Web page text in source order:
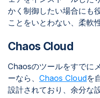
かく制御したい場合にも
ことをいとわない、柔軟
Chaos Cloud
Chaosのツールをすでに
ーなら、 Chaos Cloudを
設計されており、余分な